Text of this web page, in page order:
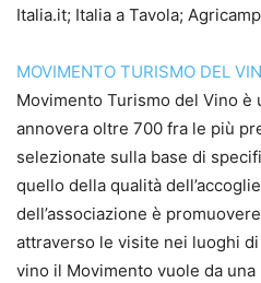
Italia.it; Italia a Tavola;
MOVIMENTO TURISMO DEL
Movimento Turismo del Vino è
annovera oltre 700 fra le più
selezionate sulla base di
quello della qualità
dell’associazione è
attraverso le visite nei luoghi
vino il Movimento vuole da